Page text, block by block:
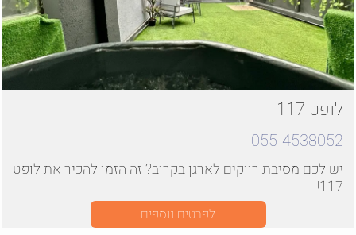
לופט 117
055-4538052
יש לכם מסיבת רווקים לארגן בקרוב? זה הזמן להכיר את לופט
117!
לפרטים נוספים